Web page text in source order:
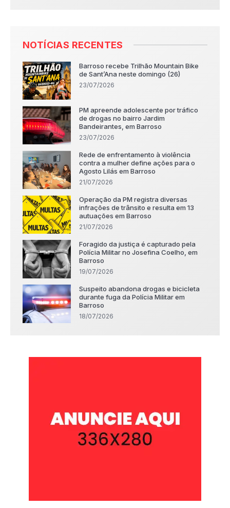
NOTÍCIAS RECENTES
Barroso recebe Trilhão Mountain Bike
de Sant’Ana neste domingo (26)
23/07/2026
PM apreende adolescente por tráfico
de drogas no bairro Jardim
Bandeirantes, em Barroso
23/07/2026
Rede de enfrentamento à violência
contra a mulher define ações para o
Agosto Lilás em Barroso
21/07/2026
Operação da PM registra diversas
infrações de trânsito e resulta em 13
autuações em Barroso
21/07/2026
Foragido da justiça é capturado pela
Polícia Militar no Josefina Coelho, em
Barroso
19/07/2026
Suspeito abandona drogas e bicicleta
durante fuga da Polícia Militar em
Barroso
18/07/2026